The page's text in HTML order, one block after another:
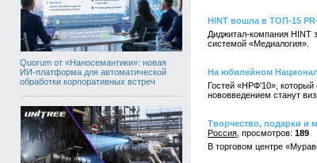
Quorum от «Наносемантики»: новая
ИИ-платформа для автоматической
обработки корпоративных встреч
HINT вошла в ТОП-15
Диджитал-компания HINT
системой «Медиалогия».
На юбилейном
Гостей «НРФ’10»,
нововведением станут
Творчество, подарки и
Россия
189
В торговом центре